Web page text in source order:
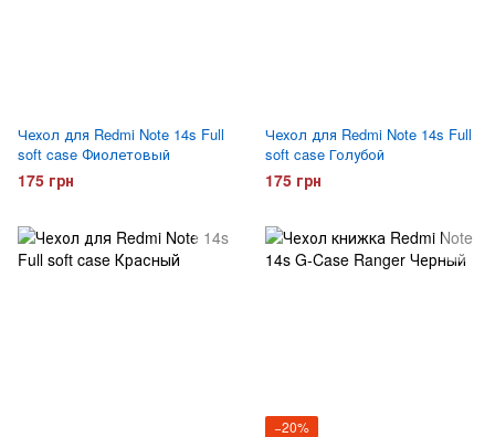
Чехол для Redmi Note 14s Full
soft case Фиолетовый
175 грн
Чехол для Redmi Note 14s Full
soft case Голубой
175 грн
−20%